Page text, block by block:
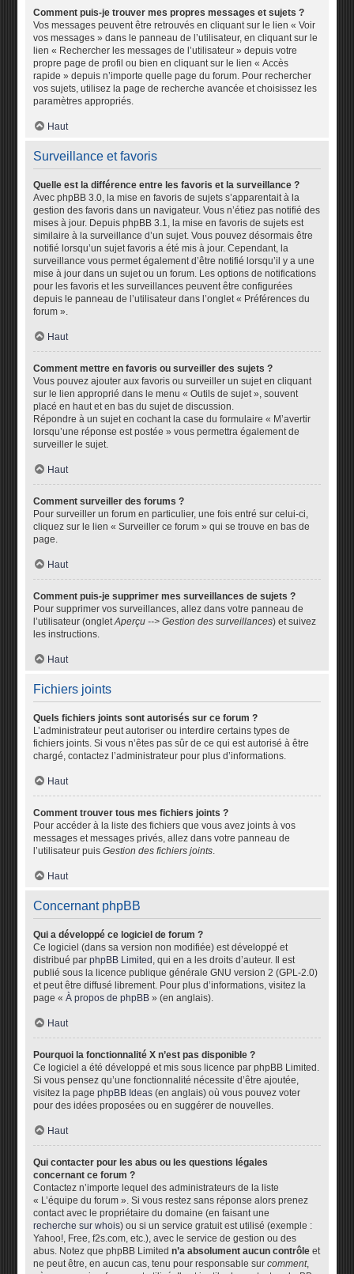
Comment puis-je trouver mes propres messages et sujets ?
Vos messages peuvent être retrouvés en cliquant sur le lien « Voir
vos messages » dans le panneau de l’utilisateur, en cliquant sur le
lien « Rechercher les messages de l’utilisateur » depuis votre
propre page de profil ou bien en cliquant sur le lien « Accès
rapide » depuis n’importe quelle page du forum. Pour rechercher
vos sujets, utilisez la page de recherche avancée et choisissez les
paramètres appropriés.
Haut
Surveillance et favoris
Quelle est la différence entre les favoris et la surveillance ?
Avec phpBB 3.0, la mise en favoris de sujets s’apparentait à la
gestion des favoris dans un navigateur. Vous n’étiez pas notifié des
mises à jour. Depuis phpBB 3.1, la mise en favoris de sujets est
similaire à la surveillance d’un sujet. Vous pouvez désormais être
notifié lorsqu’un sujet favoris a été mis à jour. Cependant, la
surveillance vous permet également d’être notifié lorsqu’il y a une
mise à jour dans un sujet ou un forum. Les options de notifications
pour les favoris et les surveillances peuvent être configurées
depuis le panneau de l’utilisateur dans l’onglet « Préférences du
forum ».
Haut
Comment mettre en favoris ou surveiller des sujets ?
Vous pouvez ajouter aux favoris ou surveiller un sujet en cliquant
sur le lien approprié dans le menu « Outils de sujet », souvent
placé en haut et en bas du sujet de discussion.
Répondre à un sujet en cochant la case du formulaire « M’avertir
lorsqu’une réponse est postée » vous permettra également de
surveiller le sujet.
Haut
Comment surveiller des forums ?
Pour surveiller un forum en particulier, une fois entré sur celui-ci,
cliquez sur le lien « Surveiller ce forum » qui se trouve en bas de
page.
Haut
Comment puis-je supprimer mes surveillances de sujets ?
Pour supprimer vos surveillances, allez dans votre panneau de
l’utilisateur (ongletAperçu --> Gestion des surveillances) et suivez
les instructions.
Haut
Fichiers joints
Quels fichiers joints sont autorisés sur ce forum ?
L’administrateur peut autoriser ou interdire certains types de
fichiers joints. Si vous n’êtes pas sûr de ce qui est autorisé à être
chargé, contactez l’administrateur pour plus d’informations.
Haut
Comment trouver tous mes fichiers joints ?
Pour accéder à la liste des fichiers que vous avez joints à vos
messages et messages privés, allez dans votre panneau de
l’utilisateur puisGestion des fichiers joints.
Haut
Concernant phpBB
Qui a développé ce logiciel de forum ?
Ce logiciel (dans sa version non modifiée) est développé et
distribué parphpBB Limited , qui en a les droits d’auteur. Il est
publié sous la licence publique générale GNU version 2 (GPL-2.0)
et peut être diffusé librement. Pour plus d’informations, visitez la
page «À propos de phpBB » (en anglais).
Haut
Pourquoi la fonctionnalité X n’est pas disponible ?
Ce logiciel a été développé et mis sous licence par phpBB Limited.
Si vous pensez qu’une fonctionnalité nécessite d’être ajoutée,
visitez la pagephpBB Ideas (en anglais) où vous pouvez voter
pour des idées proposées ou en suggérer de nouvelles.
Haut
Qui contacter pour les abus ou les questions légales
concernant ce forum ?
Contactez n’importe lequel des administrateurs de la liste
« L’équipe du forum ». Si vous restez sans réponse alors prenez
contact avec le propriétaire du domaine (en faisant une
recherche sur whois) ou si un service gratuit est utilisé (exemple :
Yahoo!, Free, f2s.com, etc.), avec le service de gestion ou des
abus. Notez que phpBB Limitedn’a absolument aucun contrôle et
ne peut être, en aucun cas, tenu pour responsable surcomment,